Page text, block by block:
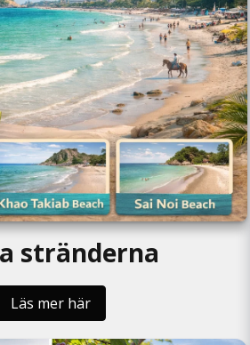
stränderna
Läs mer här